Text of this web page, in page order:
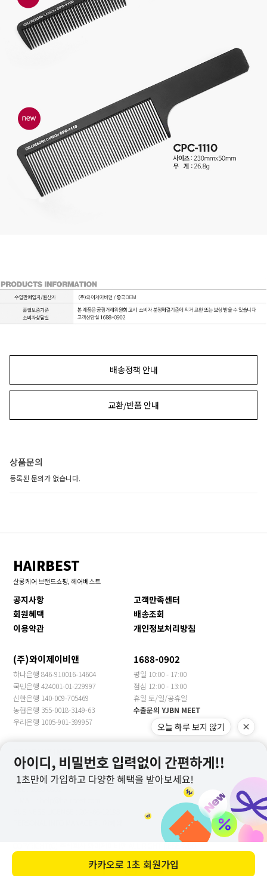
배송정책 안내
교환/반품 안내
상품문의
등록된 문의가 없습니다.
HAIRBEST
살롱케어 브랜드쇼핑, 헤어베스트
공지사항
고객만족센터
회원혜택
배송조회
이용약관
개인정보처리방침
(주)와이제이비앤 1688-0902
하나은행 846-910016-14604
국민은행 424001-01-229997
신한은행 140-009-705469
농협은행 355-0018-3149-63
우리은행 1005-901-399957
평일 10:00 - 17:00
점심 12:00 - 13:00
휴일 토/일/공휴일
수출문의 YJBN MEET
COMPANY : 주식회사 와이제이비앤 CEO : 장은주
ADDRESS : 경기도 광주시 봉골길81번길 13(문형동)
COPYRIGHT(C) 주식회사 와이제이비앤 ALL RIGHT RESERVED.
오늘 하루 보지 않기
카카오로 1초 회원가입